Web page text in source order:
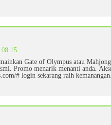
08:15
Gate of Olympus atau
Promo menarik menanti anda.
# login sekarang raih